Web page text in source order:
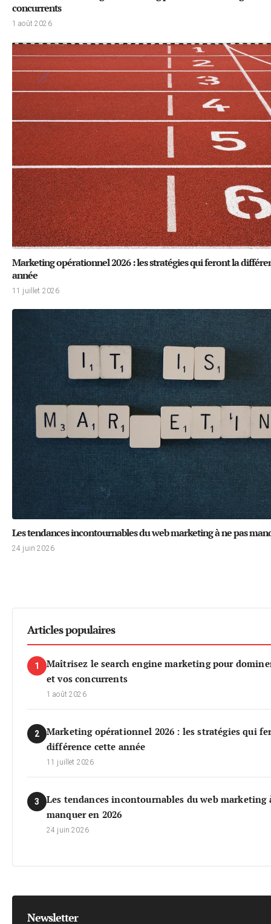
concurrents
1 août 2026
Marketing opérationnel 2026 : les stratégies qui feront la
année
11 juillet 2026
Les tendances incontournables du web marketing à ne pas
24 juin 2026
Articles populaires
1
Maîtrisez le search engine marketing pour
et vos concurrents
1 août 2026
2
Marketing opérationnel 2026 : les stratégies qui
différence cette année
11 juillet 2026
3
Les tendances incontournables du web marketing
manquer en 2026
24 juin 2026
Newsletter